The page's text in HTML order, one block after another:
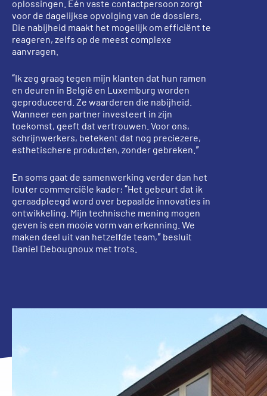
oplossingen. Eén vaste contactpersoon zorgt
voor de dagelijkse opvolging van de dossiers.
Die nabijheid maakt het mogelijk om efficiënt te
reageren, zelfs op de meest complexe
aanvragen.
“Ik zeg graag tegen mijn klanten dat hun ramen
en deuren in België en Luxemburg worden
geproduceerd. Ze waarderen die nabijheid.
Wanneer een partner investeert in zijn
toekomst, geeft dat vertrouwen. Voor ons,
schrijnwerkers, betekent dat nog preciezere,
esthetischere producten, zonder gebreken.”
En soms gaat de samenwerking verder dan het
louter commerciële kader: “Het gebeurt dat ik
geraadpleegd word over bepaalde innovaties in
ontwikkeling. Mijn technische mening mogen
geven is een mooie vorm van erkenning. We
maken deel uit van hetzelfde team,” besluit
Daniel Debougnoux met trots.